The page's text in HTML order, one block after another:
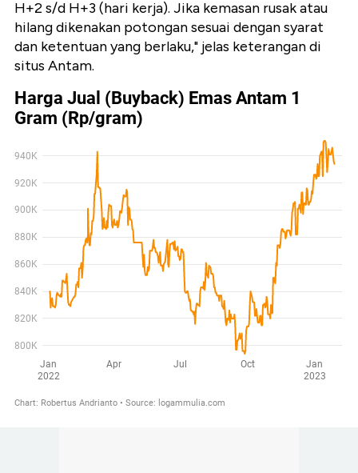
H+2 s/d H+3 (hari kerja). Jika kemasan rusak atau
hilang dikenakan potongan sesuai dengan syarat
dan ketentuan yang berlaku," jelas keterangan di
situs Antam.